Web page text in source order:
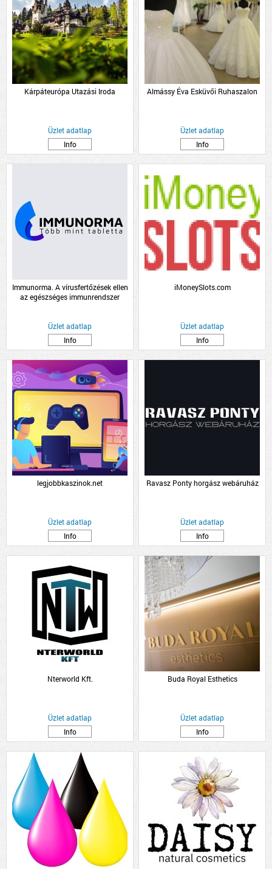
Kárpáteurópa Utazási Iroda
Üzlet adatlap
Info
Almássy Éva Esküvői Ruhaszalon
Üzlet adatlap
Info
Immunorma. A vírusfertőzések ellen
az egészséges immunrendszer
Üzlet adatlap
Info
iMoneySlots.com
Üzlet adatlap
Info
legjobbkaszinok.net
Üzlet adatlap
Info
Ravasz Ponty horgász webáruház
Üzlet adatlap
Info
Nterworld Kft.
Üzlet adatlap
Info
Buda Royal Esthetics
Üzlet adatlap
Info